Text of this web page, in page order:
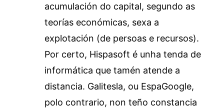
acumulación do capital, segundo as
teorías económicas, sexa a
explotación (de persoas e recursos).
Por certo, Hispasoft é unha tenda de
informática que tamén atende a
distancia. Galitesla, ou EspaGoogle,
polo contrario, non teño constancia